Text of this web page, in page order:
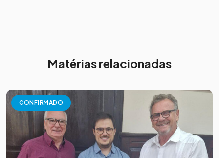
Matérias relacionadas
CONFIRMADO